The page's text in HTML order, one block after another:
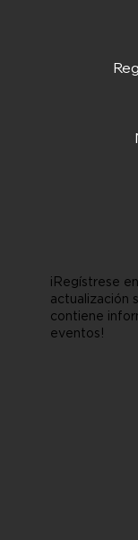
¡Regístrese
actualización
contiene
eventos!